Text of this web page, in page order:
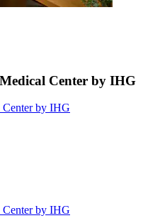
Center by IHG
Center by IHG
Center by IHG